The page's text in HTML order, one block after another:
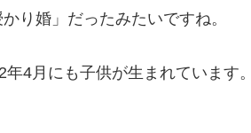
り婚」だったみたいですね。
4月にも子供が生まれています。